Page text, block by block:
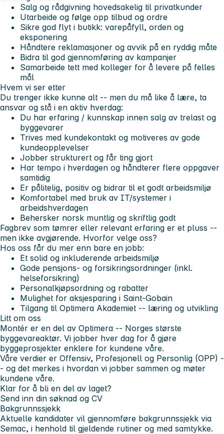
Salg og rådgivning hovedsakelig til privatkunder
Utarbeide og følge opp tilbud og ordre
Sikre god flyt i butikk: varepåfyll, orden og
eksponering
Håndtere reklamasjoner og avvik på en ryddig måte
Bidra til god gjennomføring av kampanjer
Samarbeide tett med kolleger for å levere på felles
mål
Hvem vi ser etter
Du trenger ikke kunne alt -- men du må like å lære, ta
ansvar og stå i en aktiv hverdag:
Du har erfaring / kunnskap innen salg av trelast og
byggevarer
Trives med kundekontakt og motiveres av gode
kundeopplevelser
Jobber strukturert og får ting gjort
Har tempo i hverdagen og håndterer flere oppgaver
samtidig
Er pålitelig, positiv og bidrar til et godt arbeidsmiljø
Komfortabel med bruk av IT/systemer i
arbeidshverdagen
Behersker norsk muntlig og skriftlig godt
Fagbrev som tømrer eller relevant erfaring er et pluss --
men ikke avgjørende. Hvorfor velge oss?
Hos oss får du mer enn bare en jobb:
Et solid og inkluderende arbeidsmiljø
Gode pensjons- og forsikringsordninger (inkl.
helseforsikring)
Personalkjøpsordning og rabatter
Mulighet for aksjesparing i Saint-Gobain
Tilgang til Optimera Akademiet -- læring og utvikling
Litt om oss
Montér er en del av Optimera -- Norges største
byggevareaktør. Vi jobber hver dag for å gjøre
byggeprosjekter enklere for kundene våre.
Våre verdier er Offensiv, Profesjonell og Personlig (OPP) -
- og det merkes i hvordan vi jobber sammen og møter
kundene våre.
Klar for å bli en del av laget?
Send inn din søknad og CV
Bakgrunnssjekk
Aktuelle kandidater vil gjennomføre bakgrunnssjekk via
Semac, i henhold til gjeldende rutiner og med samtykke.